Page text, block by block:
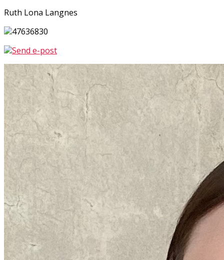
Ruth Lona Langnes
47636830
Send e-post